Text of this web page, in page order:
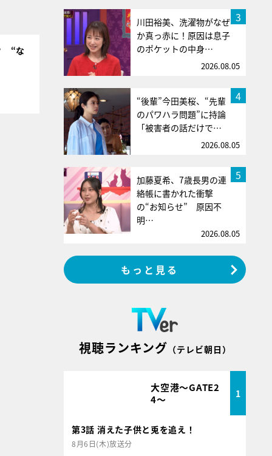
“な
3
川田裕美、洗濯物がなぜ
か真っ赤に！原因は息子
のポケットの中身…
2026.08.05
4
“後輩”今田美桜、“先輩
のパワハラ問題”に持論
「被害者の話だけで…
2026.08.05
5
加藤夏希、7歳長男の連
絡帳に書かれた衝撃
の“お知らせ” 原因不
明…
2026.08.05
もっと見る
視聴ランキング （テレビ朝日）
大空港～GATE2
4～
1
第3話 消えた子供と兎を追え！
8月6日(木)放送分